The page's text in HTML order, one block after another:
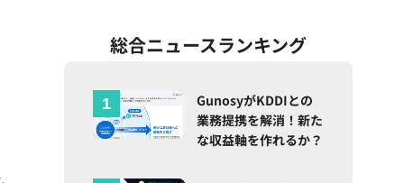
総合ニュースランキング
GunosyがKDDIとの
業務提携を解消！新た
な収益軸を作れるか？